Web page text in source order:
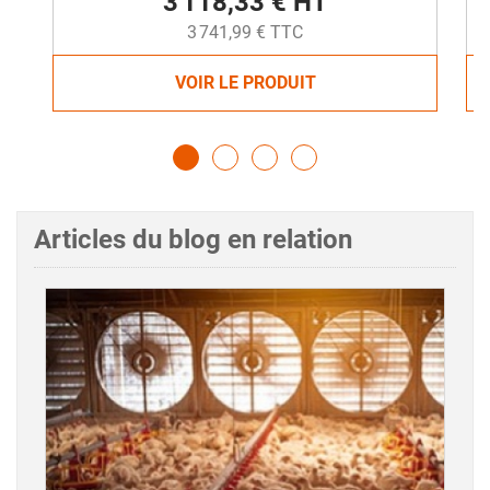
3 741,99 € TTC
VOIR LE PRODUIT
Articles du blog en relation